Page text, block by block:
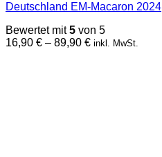
Varianten
Die
Optionen
Deutschland EM-Macaron 2024
Bewertet mit5 von 5
16,90 € – 89,90 €Preisspanne:
inkl. MwSt.